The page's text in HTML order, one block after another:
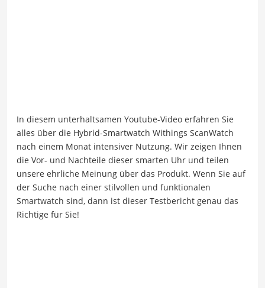
In diesem unterhaltsamen Youtube-Video erfahren Sie
alles über die Hybrid-Smartwatch Withings ScanWatch
nach einem Monat intensiver Nutzung. Wir zeigen Ihnen
die Vor- und Nachteile dieser smarten Uhr und teilen
unsere ehrliche Meinung über das Produkt. Wenn Sie auf
der Suche nach einer stilvollen und funktionalen
Smartwatch sind, dann ist dieser Testbericht genau das
Richtige für Sie!